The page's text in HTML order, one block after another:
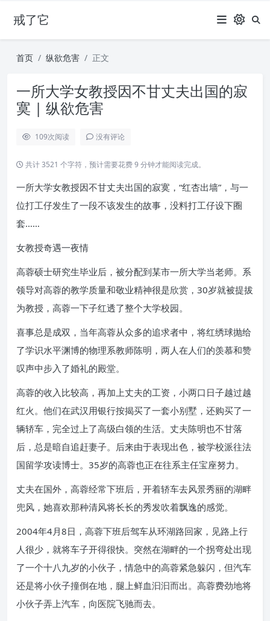
戒了它
首页 纵欲危害 正文
一所大学女教授因不甘丈夫出国的寂
寞 | 纵欲危害
109次阅读 没有评论
共计 3521 个字符，预计需要花费 9 分钟才能阅读完成。
一所大学女教授因不甘丈夫出国的寂寞，“红杏出墙”，与一
位打工仔发生了一段不该发生的故事，没料打工仔设下圈
套……
女教授奇遇一夜情
高蓉硕士研究生毕业后，被分配到某市一所大学当老师。系
领导对高蓉的教学质量和敬业精神很是欣赏，30岁就被提拔
为教授，高蓉一下子红透了整个大学校园。
喜事总是成双，当年高蓉从众多的追求者中，将红绣球抛给
了学识水平渊博的物理系教师陈明，两人在人们的羡慕和赞
叹声中步入了婚礼的殿堂。
高蓉的收入比较高，再加上丈夫的工资，小两口日子越过越
红火。他们在武汉用银行按揭买了一套小别墅，还购买了一
辆轿车，完全过上了高级白领的生活。丈夫陈明也不甘落
后，总是暗自追赶妻子。后来由于表现出色，被学校派往法
国留学攻读博士。35岁的高蓉也正在往系主任宝座努力。
丈夫在国外，高蓉经常下班后，开着轿车去风景秀丽的湖畔
兜风，她喜欢那种清风将长长的秀发吹着飘逸的感觉。
2004年4月8日，高蓉下班后驾车从环湖路回家，见路上行
人很少，就将车子开得很快。突然在湖畔的一个拐弯处出现
了一个十八九岁的小伙子，情急中的高蓉紧急躲闪，但汽车
还是将小伙子撞倒在地，腿上鲜血汩汩而出。高蓉费劲地将
小伙子弄上汽车，向医院飞驰而去。